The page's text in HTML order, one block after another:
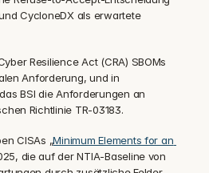
CycloneDX als erwartete
Resilience Act (CRA) SBOMs
Anforderung, und in
BSI die Anforderungen an
Richtlinie TR-03183.
CISAs „Minimum Elements for an
die auf der NTIA-Baseline von